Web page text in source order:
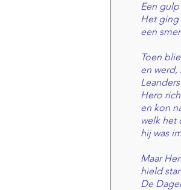
Een
Het ging
een
Toen
en
Hero
en kon
welk het
hij was
Maar
hield
De